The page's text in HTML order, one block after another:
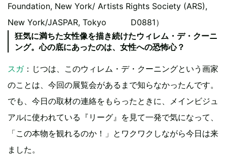
Foundation, New York/ Artists Rights Society (ARS),
New York/JASPAR, Tokyo D0881）
狂気に満ちた女性像を描き続けたウィレム・デ・クーニ
ング。心の底にあったのは、女性への恐怖心？
スガ：じつは、このウィレム・デ・クーニングという画家
のことは、今回の展覧会があるまで知らなかったんです。
でも、今日の取材の連絡をもらったときに、メインビジュ
アルに使われている『リーグ』を見て一発で気になって、
「この本物を観れるのか！」とワクワクしながら今日は来
ました。